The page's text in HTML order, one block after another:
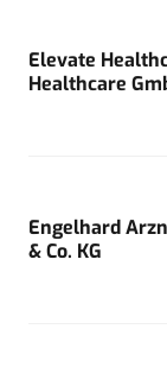
Elevate
Healthcare
Engelhard
& Co. KG